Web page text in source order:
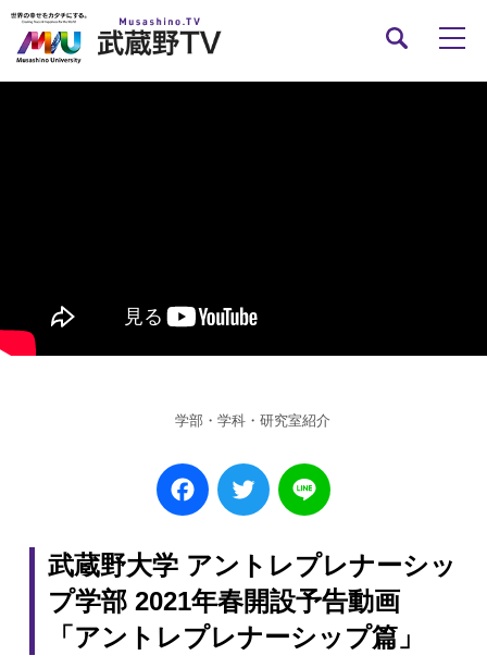
学部・学科・研究室紹介
Facebook
Twitter
武蔵野大学 アントレプレナーシッ
プ学部 2021年春開設予告動画
「アントレプレナーシップ篇」